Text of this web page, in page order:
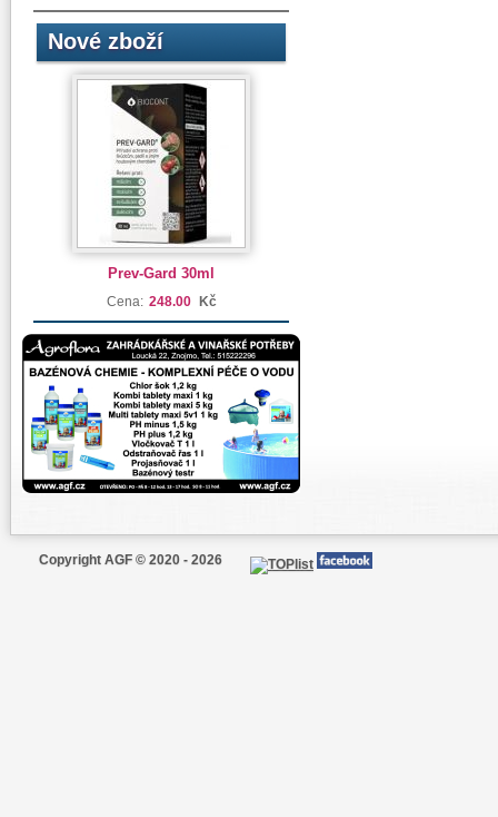
Nové zboží
Prev-Gard 30ml
Cena: 248.00 Kč
Copyright AGF © 2020 - 2026